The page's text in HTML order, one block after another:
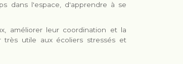
dans l'espace, d'apprendre à se
améliorer leur coordination et la
très utile aux écoliers stressés et